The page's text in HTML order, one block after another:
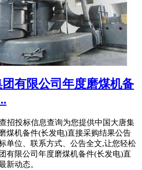
有限公司年度磨煤机备
招投标信息查询为您提供中国大唐集
煤机备件(长发电)直接采购结果公告
单位、联系方式、公告全文,让您轻松
有限公司年度磨煤机备件(长发电)直
新动态。